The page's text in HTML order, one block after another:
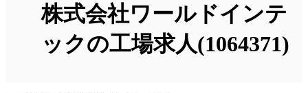
株式会社ワールドインテ
ックの工場求人(1064371)